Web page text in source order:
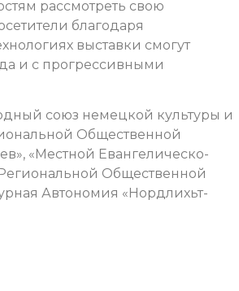
рассмотреть свою
благодаря
выставки смогут
и с прогрессивными
союз немецкой культуры и
Общественной
«Местной Евангелическо-
Общественной
Автономия «Нордлихьт-